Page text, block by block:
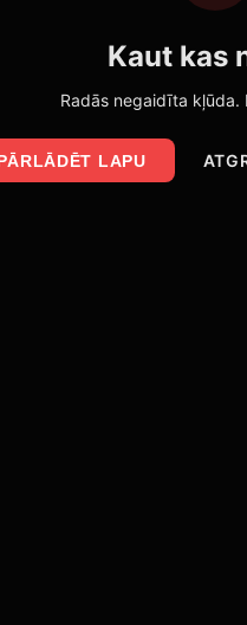
Kaut kas
Radās negaidīta kļūda.
LAPU